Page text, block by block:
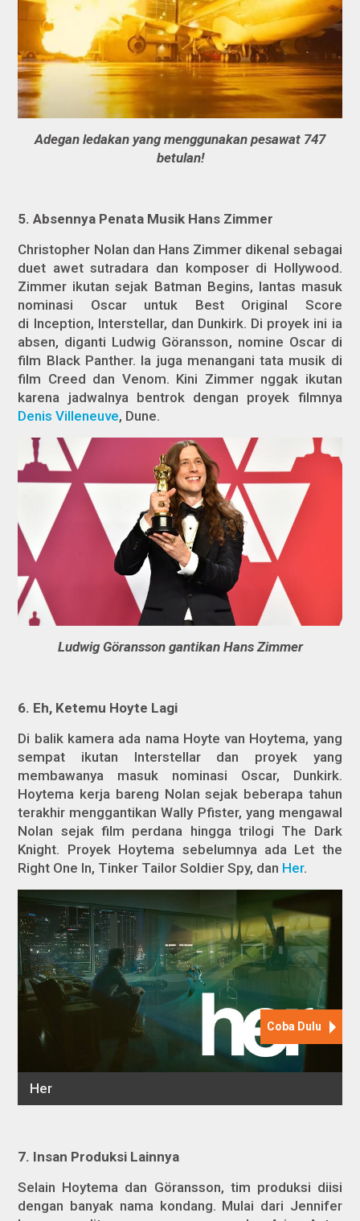
Adegan ledakan yang menggunakan pesawat 747
betulan!
5. Absennya Penata Musik Hans Zimmer
Christopher Nolan dan Hans Zimmer dikenal sebagai
duet awet sutradara dan komposer di Hollywood.
Zimmer ikutan sejak Batman Begins, lantas masuk
nominasi Oscar untuk Best Original Score
di Inception, Interstellar, dan Dunkirk. Di proyek ini ia
absen, diganti Ludwig Göransson, nomine Oscar di
film Black Panther. Ia juga menangani tata musik di
film Creed dan Venom. Kini Zimmer nggak ikutan
karena jadwalnya bentrok dengan proyek filmnya
Denis Villeneuve, Dune.
Ludwig Göransson gantikan Hans Zimmer
6. Eh, Ketemu Hoyte Lagi
Di balik kamera ada nama Hoyte van Hoytema, yang
sempat ikutan Interstellardan proyek yang
membawanya masuk nominasi Oscar, Dunkirk.
Hoytema kerja bareng Nolan sejak beberapa tahun
terakhir menggantikan Wally Pfister, yang mengawal
Nolan sejak film perdana hingga trilogi The Dark
Knight. Proyek Hoytema sebelumnya ada Let the
Right One In, Tinker Tailor Soldier Spy, dan Her.
7. Insan Produksi Lainnya
Selain Hoytema dan Göransson, tim produksi diisi
dengan banyak nama kondang. Mulai dari Jennifer